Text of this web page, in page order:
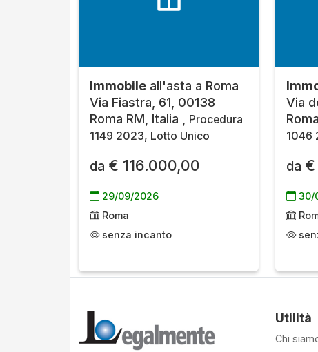
Immobile all'asta a Roma
Via Fiastra, 61, 00138
Roma RM, Italia ,
Procedura
1149 2023, Lotto Unico
da € 116.000,00
29/09/2026
Roma
senza incanto
Via
1046
da €
30/
Utilità
Chi